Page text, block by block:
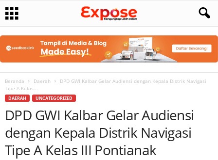
Beranda Daerah
DPD GWI Kalbar Gelar Audiensi dengan Kepala Distrik Navigasi
Tipe A Kelas...
DAERAH UNCATEGORIZED
DPD GWI Kalbar Gelar Audiensi
dengan Kepala Distrik Navigasi
Tipe A Kelas III Pontianak